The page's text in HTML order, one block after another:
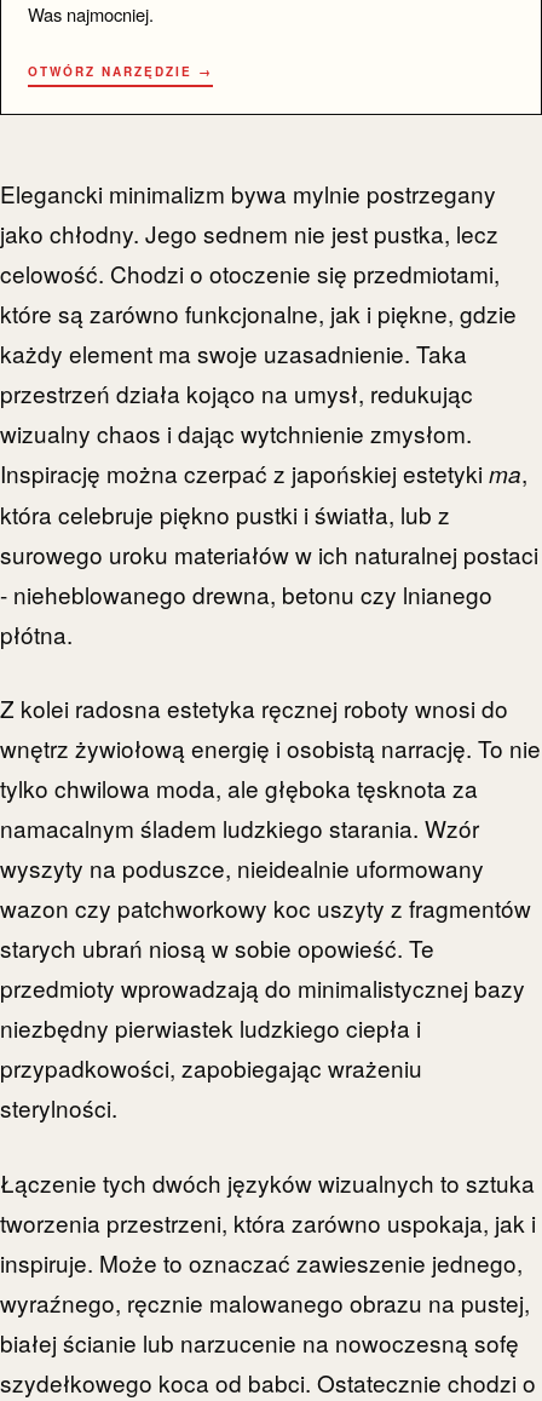
Was najmocniej.
OTWÓRZ NARZĘDZIE →
Elegancki minimalizm bywa mylnie postrzegany
jako chłodny. Jego sednem nie jest pustka, lecz
celowość. Chodzi o otoczenie się przedmiotami,
które są zarówno funkcjonalne, jak i piękne, gdzie
każdy element ma swoje uzasadnienie. Taka
przestrzeń działa kojąco na umysł, redukując
wizualny chaos i dając wytchnienie zmysłom.
Inspirację można czerpać z japońskiej estetykima,
która celebruje piękno pustki i światła, lub z
surowego uroku materiałów w ich naturalnej postaci
- nieheblowanego drewna, betonu czy lnianego
płótna.
Z kolei radosna estetyka ręcznej roboty wnosi do
wnętrz żywiołową energię i osobistą narrację. To nie
tylko chwilowa moda, ale głęboka tęsknota za
namacalnym śladem ludzkiego starania. Wzór
wyszyty na poduszce, nieidealnie uformowany
wazon czy patchworkowy koc uszyty z fragmentów
starych ubrań niosą w sobie opowieść. Te
przedmioty wprowadzają do minimalistycznej bazy
niezbędny pierwiastek ludzkiego ciepła i
przypadkowości, zapobiegając wrażeniu
sterylności.
Łączenie tych dwóch języków wizualnych to sztuka
tworzenia przestrzeni, która zarówno uspokaja, jak i
inspiruje. Może to oznaczać zawieszenie jednego,
wyraźnego, ręcznie malowanego obrazu na pustej,
białej ścianie lub narzucenie na nowoczesną sofę
szydełkowego koca od babci. Ostatecznie chodzi o